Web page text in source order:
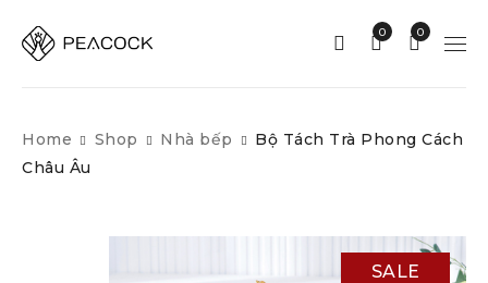
0
0
Home Shop Nhà bếp
Bộ Tách Trà Phong Cách
Châu Âu
SALE